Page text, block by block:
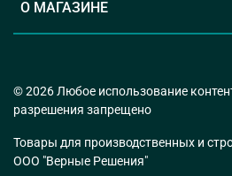
О МАГАЗИНЕ
© 2026 Любое использование
разрешения запрещено
Товары для производственных и
ООО "Верные Решения"